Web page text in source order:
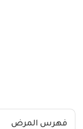
فهرس المرض